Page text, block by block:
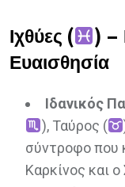
Ιχθύες (
) –
Ευαισθησία
Ιδανικός
), Ταύρος (
σύντροφο που
Καρκίνος και